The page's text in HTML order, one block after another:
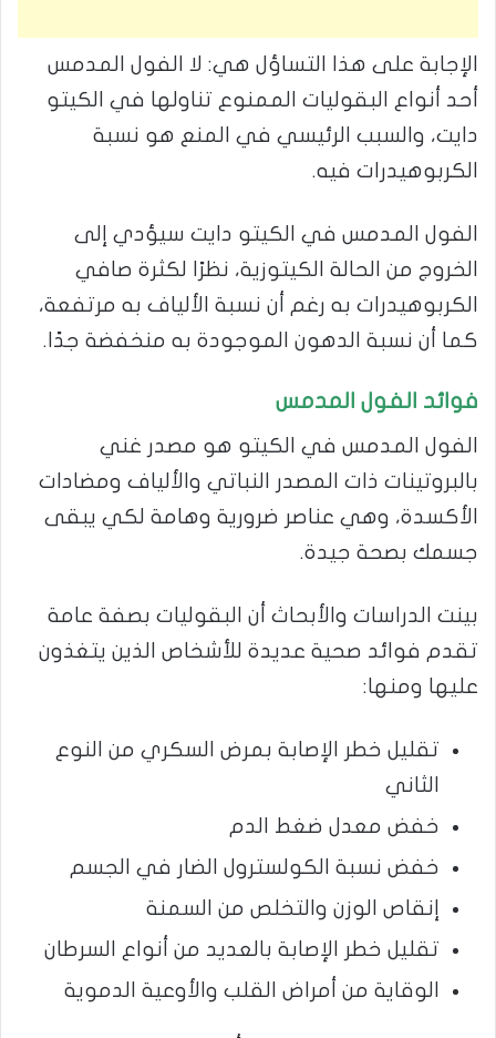
الإجابة على هذا التساؤل هي: لا الفول المدمس
أحد أنواع البقوليات الممنوع تناولها في الكيتو
دايت، والسبب الرئيسي في المنع هو نسبة
الكربوهيدرات فيه.
الفول المدمس في الكيتو دايت سيؤدي إلى
الخروج من الحالة الكيتوزية، نظرًا لكثرة صافي
الكربوهيدرات به رغم أن نسبة الألياف به مرتفعة،
كما أن نسبة الدهون الموجودة به منخفضة جدًا.
فوائد الفول المدمس
الفول المدمس في الكيتو هو مصدر غني
بالبروتينات ذات المصدر النباتي والألياف ومضادات
الأكسدة، وهي عناصر ضرورية وهامة لكي يبقى
جسمك بصحة جيدة.
بينت الدراسات والأبحاث أن البقوليات بصفة عامة
تقدم فوائد صحية عديدة للأشخاص الذين يتغذون
عليها ومنها:
تقليل خطر الإصابة بمرض السكري من النوع
الثاني
خفض معدل ضغط الدم
خفض نسبة الكولسترول الضار في الجسم
إنقاص الوزن والتخلص من السمنة
تقليل خطر الإصابة بالعديد من أنواع السرطان
الوقاية من أمراض القلب والأوعية الدموية